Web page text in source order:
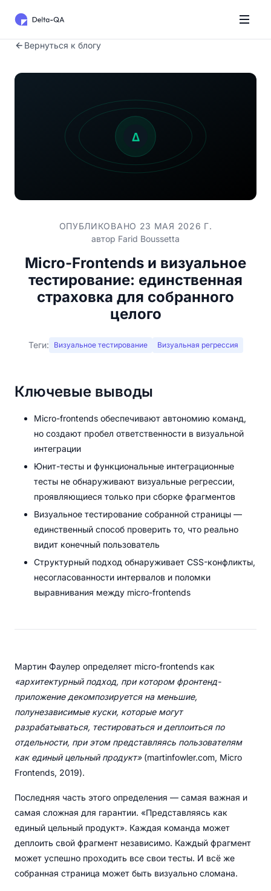
Вернуться к блогу
ОПУБЛИКОВАНО 23 МАЯ 2026 Г.
автор Farid Boussetta
Micro-Frontends и визуальное
тестирование: единственная
страховка для собранного
целого
Теги: Визуальное тестирование Визуальная регрессия
Ключевые выводы
Micro-frontends обеспечивают автономию команд,
но создают пробел ответственности в визуальной
интеграции
Юнит-тесты и функциональные интеграционные
тесты не обнаруживают визуальные регрессии,
проявляющиеся только при сборке фрагментов
Визуальное тестирование собранной страницы —
единственный способ проверить то, что реально
видит конечный пользователь
Структурный подход обнаруживает CSS-конфликты,
несогласованности интервалов и поломки
выравнивания между micro-frontends
Мартин Фаулер определяет micro-frontends как
«архитектурный подход, при котором фронтенд-
приложение декомпозируется на меньшие,
полунезависимые куски, которые могут
разрабатываться, тестироваться и деплоиться по
отдельности, при этом представляясь пользователям
как единый цельный продукт»(martinfowler.com, Micro
Frontends, 2019).
Последняя часть этого определения — самая важная и
самая сложная для гарантии. «Представляясь как
единый цельный продукт». Каждая команда может
деплоить свой фрагмент независимо. Каждый фрагмент
может успешно проходить все свои тесты. И всё же
собранная страница может быть визуально сломана.